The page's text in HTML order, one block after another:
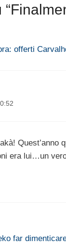
offerti
Quest’anno
era lui…un
far